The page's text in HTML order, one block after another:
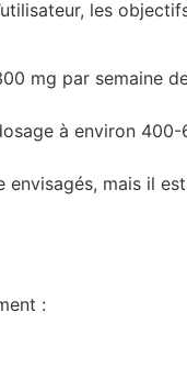
les
mg par semaine
à environ
mais il
: